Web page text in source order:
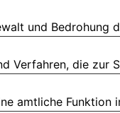
und Bedrohung
Verfahren, die zur
amtliche Funktion